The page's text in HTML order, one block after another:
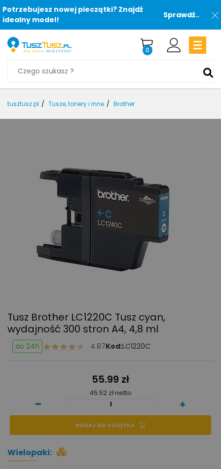
Potrzebujesz nowej pieczątki? Znajdź
idealny model!
Sprawdź..
0
tusztusz.pl Tusze, tonery i inne Brother
Tusz Brother LC1220C Tusz cyan,
wydajność 300 stron A4, 4,8 ml
do 24h 4.87Kod:LC1220C
55.99 zł
45.52 zł netto
- +
DODAJ DO KOSZYKA
Wielopaki: